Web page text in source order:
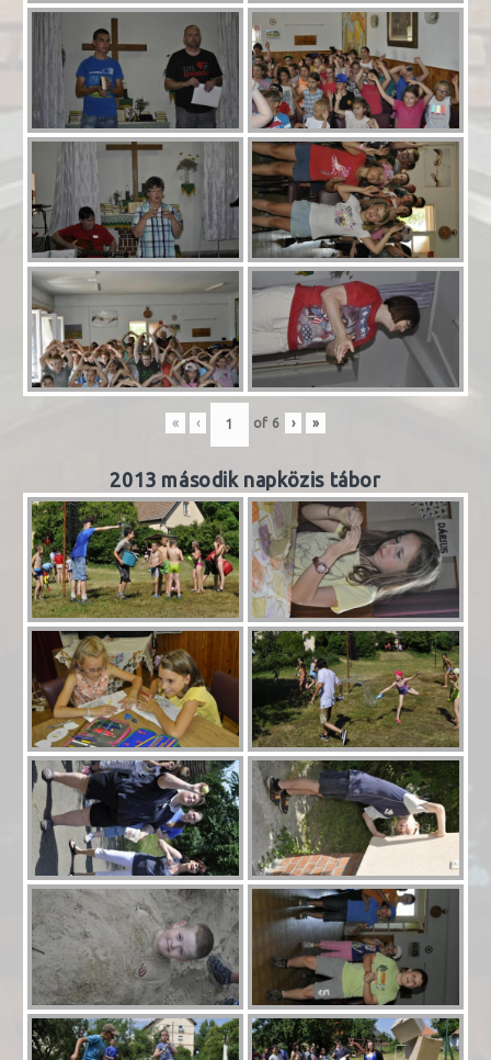
« ‹ of 6 › »
2013 második napközis tábor